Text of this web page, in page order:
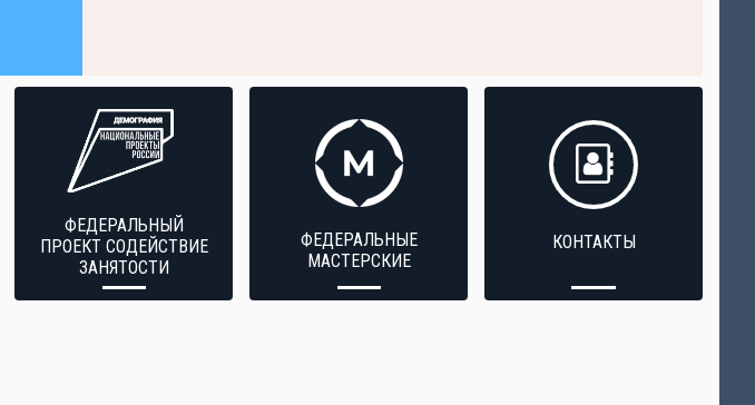
ФЕДЕРАЛЬНЫЙ
ПРОЕКТ СОДЕЙСТВИЕ
ЗАНЯТОСТИ
ФЕДЕРАЛЬНЫЕ
МАСТЕРСКИЕ
КОНТАКТЫ